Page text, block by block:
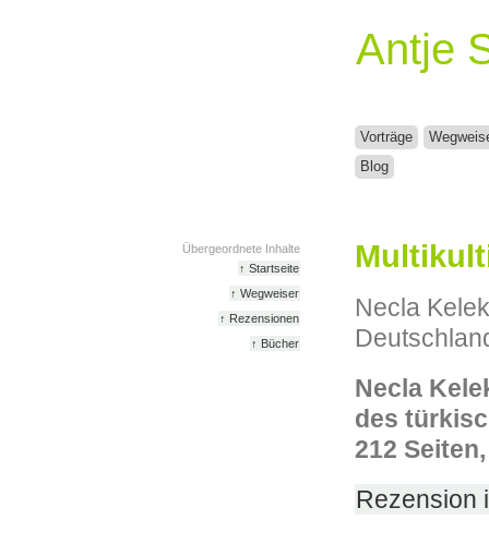
Antje
Vorträge
Blog
Übergeordnete Inhalte
↑ Startseite
↑ Wegweiser
↑ Rezensionen
↑ Bücher
Necla
Necla
des
212
Rezension